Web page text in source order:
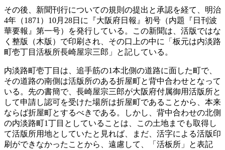
その後、新聞刊行についての規則の提出と承認を経て、明治
4年（1871）10月28日に『大阪府日報』初号（内題『日刊波
華要報』第一号）を発行している。この新聞は、活版ではな
く整版（木版）で印刷され、その口上の中に「板元は内淡路
町壱丁目活板所長崎屋宗三郎」と記している。
内淡路町壱丁目は、追手筋の1本北側の道路に面した町で、
その道路の南側は活版所のある折屋町と背中合わせとなって
いる。先の書簡で、長崎屋宗三郎が大阪府付属御用活版所と
して申請し認可を受けた場所は折屋町であることから、本来
ならば折屋町とするべきである。しかし、背中合わせの北側
の内淡路町1丁目としていることは、この土地までも取得し
て活版所用地としていたと見れば、まだ、活字による活版印
刷ができなかったことから、遠慮して、「活板所」と表記